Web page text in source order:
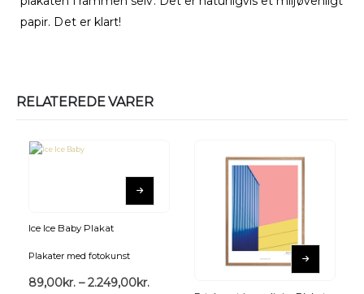
papir. Det er klart!
RELATEREDE VARER
Ice Ice Baby Plakat
Plakater med fotokunst
89,00kr. – 2.249,00kr.